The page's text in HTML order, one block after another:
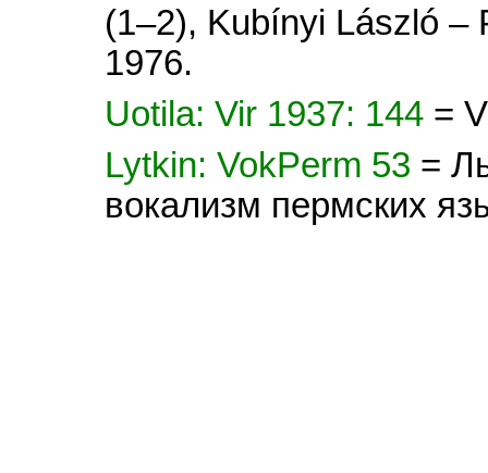
(1–2), Kubínyi László –
1976.
Uotila: Vir 1937: 144 =
Lytkin: VokPerm 53 =
вокализм пермских